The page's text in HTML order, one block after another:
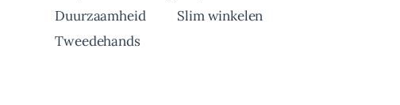
Duurzaamheid
Slim winkelen
Tweedehands